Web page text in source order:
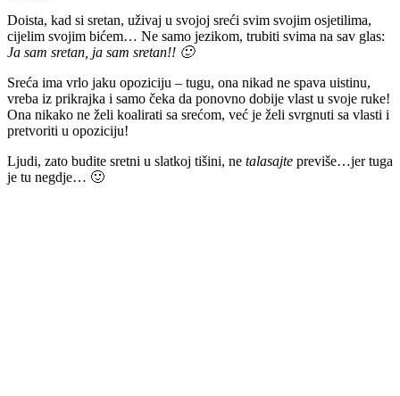
Doista, kad si sretan, uživaj u svojoj sreći svim svojim osjetilima,
cijelim svojim bićem… Ne samo jezikom, trubiti svima na sav glas:
Ja sam sretan, ja sam sretan!! 🙂
Sreća ima vrlo jaku opoziciju – tugu, ona nikad ne spava uistinu,
vreba iz prikrajka i samo čeka da ponovno dobije vlast u svoje ruke!
Ona nikako ne želi koalirati sa srećom, već je želi svrgnuti sa vlasti i
pretvoriti u opoziciju!
Ljudi, zato budite sretni u slatkoj tišini, ne talasajte previše…jer tuga
je tu negdje… 🙂